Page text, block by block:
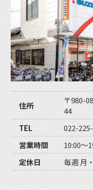
住所
〒980-
44
TEL
022-
営業時間
10:00〜
定休日
毎週 月